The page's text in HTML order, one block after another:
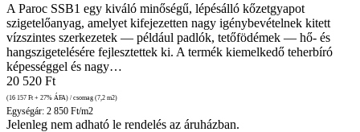
A Paroc SSB1 egy kiváló minőségű, lépésálló kőzetgyapot
szigetelőanyag, amelyet kifejezetten nagy igénybevételnek kitett
vízszintes szerkezetek — például padlók, tetőfödémek — hő- és
hangszigetelésére fejlesztettek ki. A termék kiemelkedő teherbíró
képességgel és nagy…
20 520 Ft
(16 157 Ft + 27% ÁFA) / csomag (7,2 m2)
Egységár: 2 850 Ft/m2
Jelenleg nem adható le rendelés az áruházban.